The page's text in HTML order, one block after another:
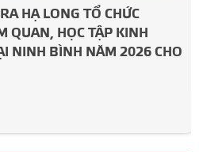
HẠ LONG TỔ CHỨC
QUAN, HỌC TẬP KINH
NINH BÌNH NĂM 2026 CHO